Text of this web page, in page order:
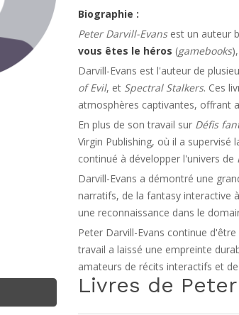
Biographie :
Peter Darvill-Evansest un auteur
vous êtes le héros (gamebooks
Darvill-Evans est l'auteur de
of Evil, et Spectral Stalkers. Ces
atmosphères captivantes, offrant
En plus de son travail sur Défis
Virgin Publishing, où il a supervisé
continué à développer l'univers de
Darvill-Evans a démontré une
narratifs, de la fantasy interactive
une reconnaissance dans le
Peter Darvill-Evans continue
travail a laissé une empreinte
amateurs de récits interactifs et
Livres de